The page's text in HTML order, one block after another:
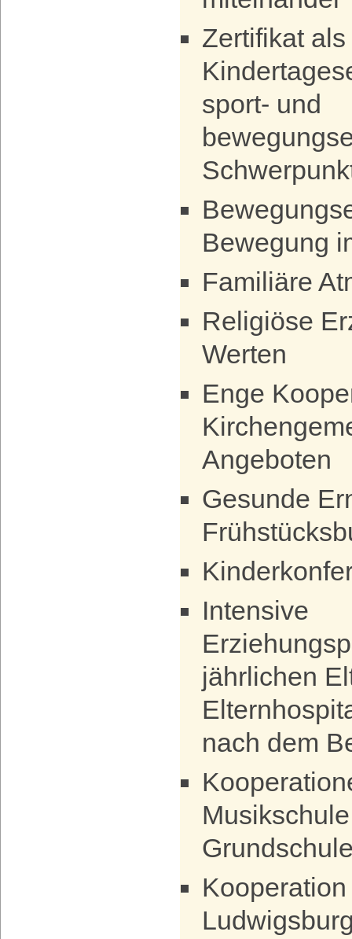
Zertifikat als
sport- und
Bewegung
Familiäre
Religiöse
Werten
Enge
Angeboten
Gesunde
Intensive
jährlichen
nach dem